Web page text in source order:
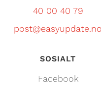
40 00 40 79
post@easyupdate.no
SOSIALT
Facebook